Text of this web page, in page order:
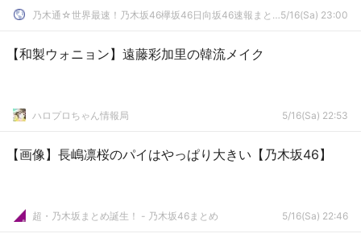
乃木通☆世界最速！乃木坂46欅坂46日向坂46速報まとめ5/16(Sa) 23:00
【和製ウォニョン】遠藤彩加里の韓流メイク
ハロプロちゃん情報局 5/16(Sa) 22:53
【画像】長嶋凛桜のパイはやっぱり大きい【乃木坂46】
超・乃木坂まとめ誕生！ - 乃木坂46まとめ 5/16(Sa) 22:46